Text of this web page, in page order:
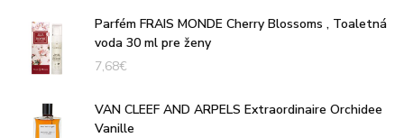
Parfém FRAIS MONDE Cherry Blossoms , Toaletná
voda 30 ml pre ženy
7,68€
VAN CLEEF AND ARPELS Extraordinaire Orchidee
Vanille